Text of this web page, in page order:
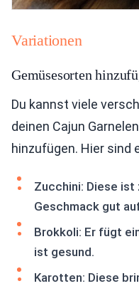
Variationen
Gemüsesorten
Du kannst viele
deinen Cajun
hinzufügen. Hier sind
Zucchini: Diese ist
Geschmack gut
Brokkoli: Er fügt
ist gesund.
Karotten: Diese